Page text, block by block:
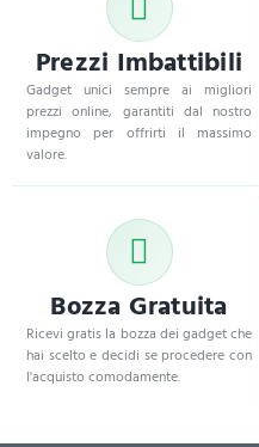
Prezzi Imbattibili
Gadget unici sempre ai migliori
prezzi online, garantiti dal nostro
impegno per offrirti il massimo
valore.
Bozza Gratuita
Ricevi gratis la bozza dei gadget che
hai scelto e decidi se procedere con
l'acquisto comodamente.